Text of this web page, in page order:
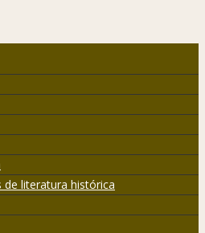
de literatura histórica